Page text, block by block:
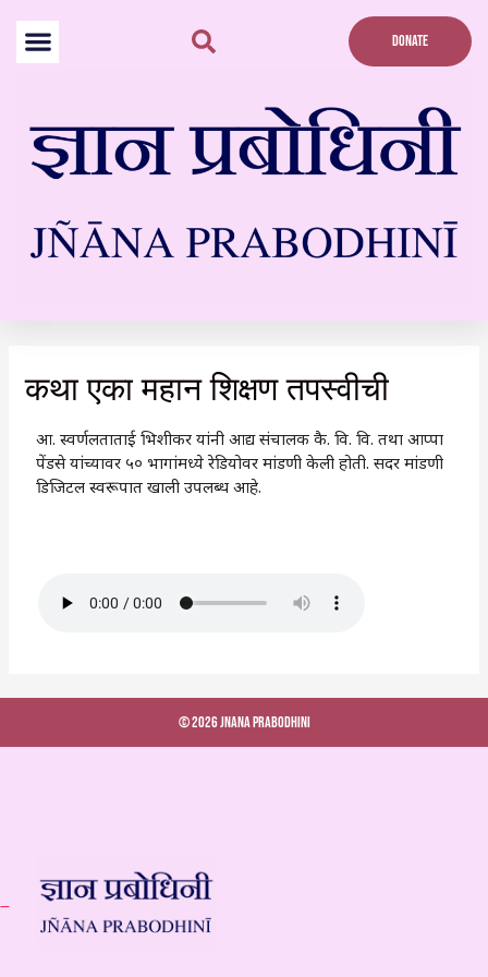
content
DONATE
कथा एका महान शिक्षण तपस्वीची
आ. स्वर्णलताताई भिशीकर यांनी आद्य संचालक कै. वि. वि. तथा आप्पा
पेंडसे यांच्यावर ५० भागांमध्ये रेडियोवर मांडणी केली होती. सदर मांडणी
डिजिटल स्वरूपात खाली उपलब्ध आहे.
© 2026 Jnana Prabodhini